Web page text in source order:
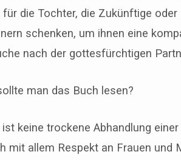
für die Tochter, die Zukünftige
schenken, um ihnen eine
nach der gottesfürchtigen
man das Buch lesen?
keine trockene Abhandlung
mit allem Respekt an Frauen und